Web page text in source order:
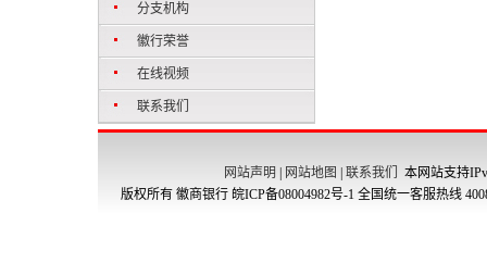
分支机构
徽行荣誉
在线视频
联系我们
网站声明 网站地图 联系我们
本网站支持
版权所有 徽商银行 皖ICP备08004982号-1 全国统一客服热线